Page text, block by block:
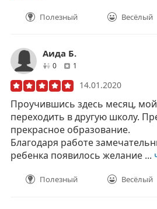
Полезный Весёлый
Аида Б.
0друзей1
14.01.2020
Проучившись здесь месяц,
переходить в другую школу.
прекрасное образование.
Благодаря работе
ребенка появилось желание ...
Полезный Весёлый